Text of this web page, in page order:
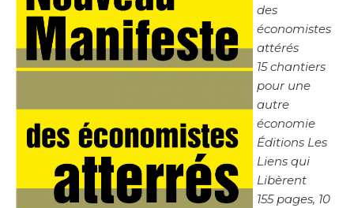
des
économistes
attérés
15 chantiers
pour une
autre
économie
Éditions Les
Liens qui
Libèrent
155 pages, 10